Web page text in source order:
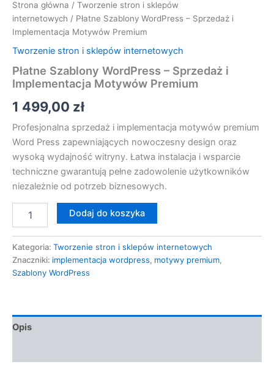
Strona główna / Tworzenie stron i sklepów
internetowych / Płatne Szablony WordPress – Sprzedaż i
Implementacja Motywów Premium
Tworzenie stron i sklepów internetowych
Płatne Szablony WordPress – Sprzedaż i
Implementacja Motywów Premium
1 499,00 zł
Profesjonalna sprzedaż i implementacja motywów premium
Word Press zapewniających nowoczesny design oraz
wysoką wydajność witryny. Łatwa instalacja i wsparcie
techniczne gwarantują pełne zadowolenie użytkowników
niezależnie od potrzeb biznesowych.
Dodaj do koszyka
Kategoria: Tworzenie stron i sklepów internetowych
Znaczniki: implementacja wordpress, motywy premium,
Szablony WordPress
Opis